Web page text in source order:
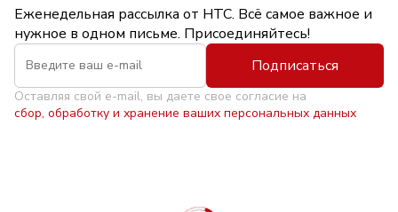
Еженедельная рассылка от НТС. Всё самое важное и
нужное в одном письме. Присоединяйтесь!
Подписаться
Оставляя свой e-mail, вы даете свое согласие на
сбор, обработку и хранение ваших персональных данных